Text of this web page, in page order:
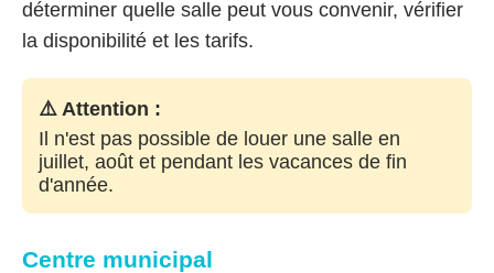
déterminer quelle salle peut vous convenir, vérifier
la disponibilité et les tarifs.
⚠️ Attention :
Il n'est pas possible de louer une salle en
juillet, août et pendant les vacances de fin
d'année.
Centre municipal